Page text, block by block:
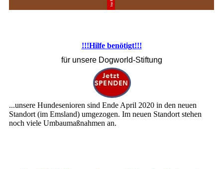
!!!Hilfe benötigt!!!
für unsere Dogworld-Stiftung
...unsere Hundesenioren sind Ende April 2020 in den neuen
Standort (im Emsland) umgezogen. Im neuen Standort stehen
noch viele Umbaumaßnahmen an.